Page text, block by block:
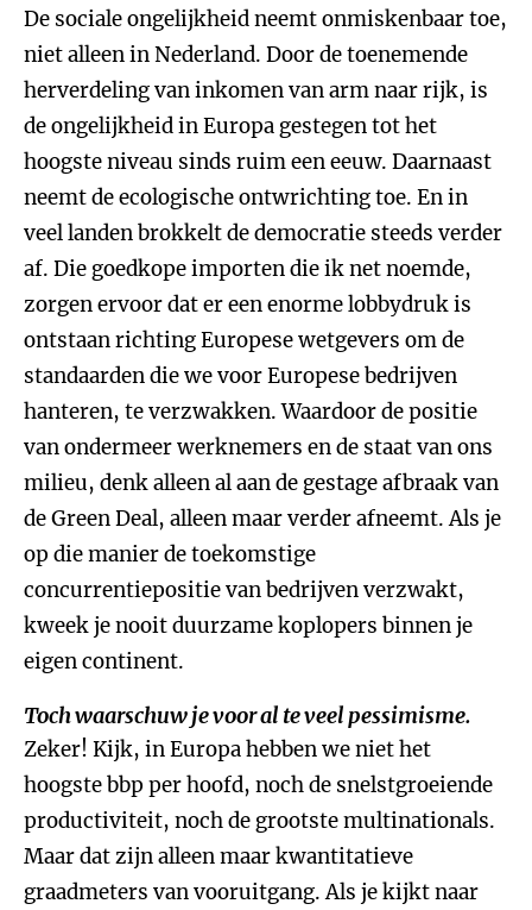
De sociale ongelijkheid neemt onmiskenbaar toe,
niet alleen in Nederland. Door de toenemende
herverdeling van inkomen van arm naar rijk, is
de ongelijkheid in Europa gestegen tot het
hoogste niveau sinds ruim een eeuw. Daarnaast
neemt de ecologische ontwrichting toe. En in
veel landen brokkelt de democratie steeds verder
af. Die goedkope importen die ik net noemde,
zorgen ervoor dat er een enorme lobbydruk is
ontstaan richting Europese wetgevers om de
standaarden die we voor Europese bedrijven
hanteren, te verzwakken. Waardoor de positie
van ondermeer werknemers en de staat van ons
milieu, denk alleen al aan de gestage afbraak van
de Green Deal, alleen maar verder afneemt. Als je
op die manier de toekomstige
concurrentiepositie van bedrijven verzwakt,
kweek je nooit duurzame koplopers binnen je
eigen continent.
Toch waarschuw je voor al te veel pessimisme.
Zeker! Kijk, in Europa hebben we niet het
hoogste bbp per hoofd, noch de snelstgroeiende
productiviteit, noch de grootste multinationals.
Maar dat zijn alleen maar kwantitatieve
graadmeters van vooruitgang. Als je kijkt naar